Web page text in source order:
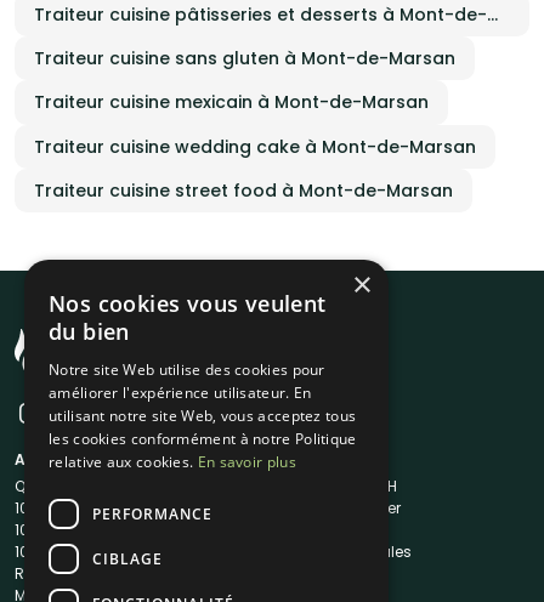
Traiteur cuisine pâtisseries et desserts à Mont-de-Marsan
Traiteur cuisine sans gluten à Mont-de-Marsan
Traiteur cuisine mexicain à Mont-de-Marsan
Traiteur cuisine wedding cake à Mont-de-Marsan
Traiteur cuisine street food à Mont-de-Marsan
A propos
Qui sommes-nous ?
1001Salles
1001Salles PRO
1001DJ
Reserverunbar
MP2
Liens utiles
Traiteur en 48H
Nous contacter
Mentions légales
×
Nos cookies vous veulent
du bien
Notre site Web utilise des cookies pour
améliorer l'expérience utilisateur. En
utilisant notre site Web, vous acceptez tous
les cookies conformément à notre Politique
relative aux cookies. En savoir plus
PERFORMANCE
CIBLAGE